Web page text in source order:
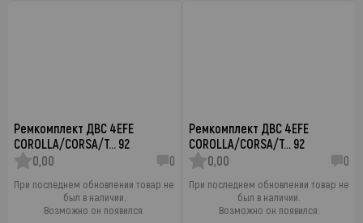
Ремкомплект ДВС 4EFE
COROLLA/CORSA/T… 92
0,00
0
При последнем обновлении товар не
был в наличии.
Возможно он появился.
Ремкомплект ДВС 4EFE
COROLLA/CORSA/T… 92
0,00
0
При последнем обновлении товар не
был в наличии.
Возможно он появился.